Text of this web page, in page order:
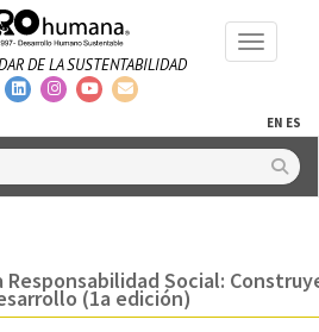
DE LA SUSTENTABILIDAD
EN ES
Toggle
Responsabilidad Social:
(1a edición)